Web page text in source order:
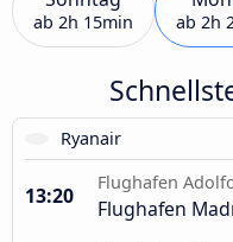
ab 2h 15min ab 2h
Ryanair
13:20
Flughafen
Flughafen